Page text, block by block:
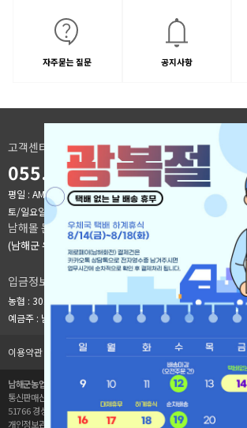
자주묻는 질문 공지사항
고객센터
055.241.9176
평일 : AM 9시 ~ PM 6시[점심시간]오전:12:00 ~ 오후:13:00
토/일요일, 공휴일 휴무(카카오 채널톡으로 문의 바랍니다)
남해몰 문의
(남해군 유통지원과) : 055-860-3912
입금정보
농협 : 301-0273-1080-21
예금주 : 남해군농업기술센터
이용약관 개인정보취급방침 공급사 로그인 1:1문의
남해군농업기술센터
사업자등록번호 : 614-83-00777
통신판매신고번호 : 제2020-경남남해-083호
51766 경상남도 남해군 이동면 남해대로 2449
대표자 : 류욱환
개인정보관리자 : 오지훈(leehoo767@korea.kr)